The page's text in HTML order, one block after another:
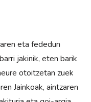
eta fededun
jakinik, eten barik
otoitzetan zuek
Jainkoak, aintzaren